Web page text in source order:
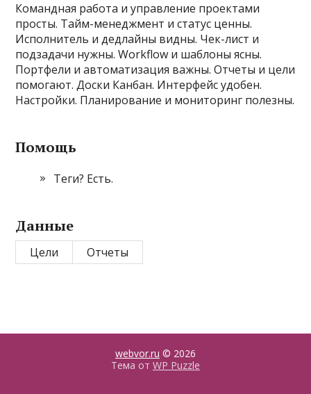
Командная работа и управление проектами
просты. Тайм-менеджмент и статус ценны.
Исполнитель и дедлайны видны. Чек-лист и
подзадачи нужны. Workflow и шаблоны ясны.
Портфели и автоматизация важны. Отчеты и цели
помогают. Доски Канбан. Интерфейс удобен.
Настройки. Планирование и мониторинг полезны.
Помощь
Теги? Есть.
Данные
Цели Отчеты
webvor.ru © 2026
Тема от WP Puzzle